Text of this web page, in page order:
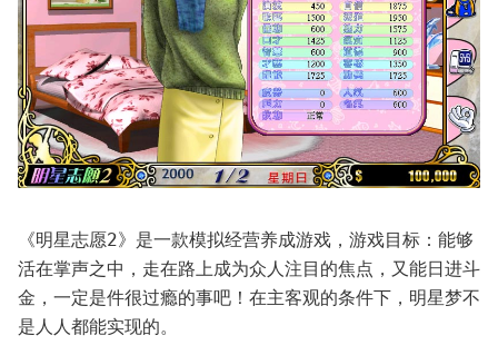
《明星志愿2》是一款模拟经营养成游戏，游戏目标：能够
活在掌声之中，走在路上成为众人注目的焦点，又能日进斗
金，一定是件很过瘾的事吧！在主客观的条件下，明星梦不
是人人都能实现的。